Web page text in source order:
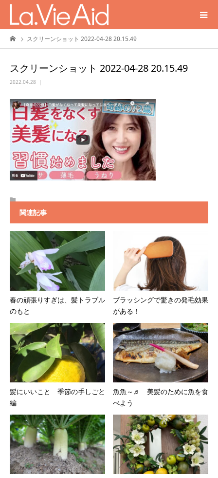
スクリーンショット 2022-04-28 20.15.49
スクリーンショット 2022-04-28 20.15.49
2022.04.28
関連記事
春の頑張りすぎは、髪トラブル
のもと
ブラッシングで驚きの発毛効果
がある！
髪にいいこと 季節の手しごと
編
魚魚～♬ 美髪のために魚を食
べよう